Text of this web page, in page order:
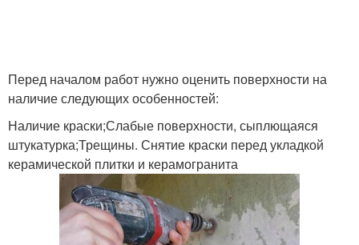
Перед началом работ нужно оценить поверхности на
наличие следующих особенностей:
Наличие краски;Слабые поверхности, сыплющаяся
штукатурка;Трещины. Снятие краски перед укладкой
керамической плитки и керамогранита